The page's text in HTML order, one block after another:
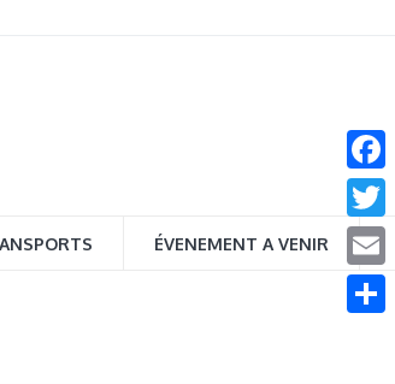
ÉVENEMENT A VENIR
Email